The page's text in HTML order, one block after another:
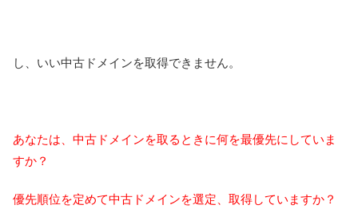
し、いい中古ドメインを取得できません。
あなたは、中古ドメインを取るときに何を最優先にしていま
すか？
優先順位を定めて中古ドメインを選定、取得していますか？